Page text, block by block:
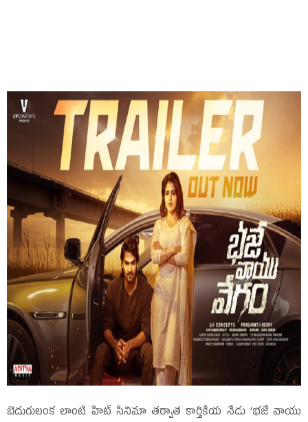
బెదురులంక లాంటి హిట్‌ సినిమా తర్వాత కార్తికేయ నేడు ‘భజే వాయు